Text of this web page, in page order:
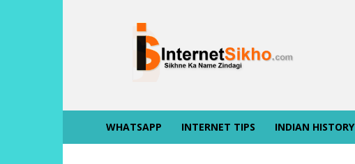
INTERNET
SIKHO
WHATSAPP INTERNET TIPS INDIAN HISTORY